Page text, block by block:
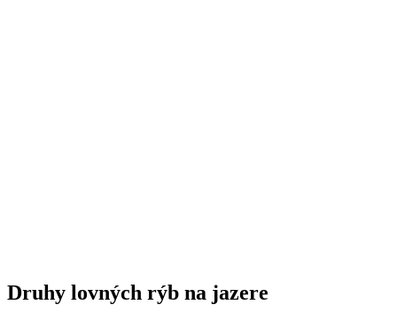
Druhy lovných rýb na jazere